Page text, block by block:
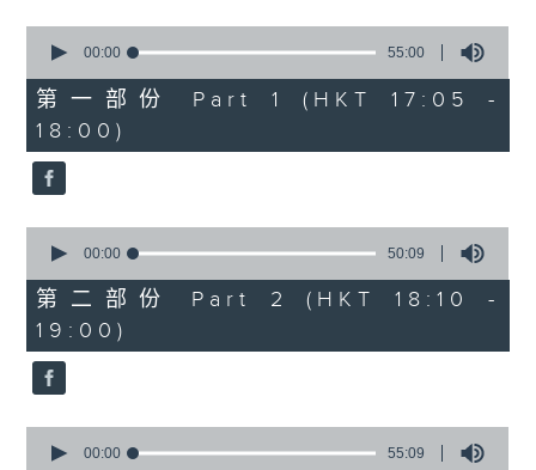
seconds
55
minutes,
0
seconds
00:00 55:00
第一部份 Part 1 (HKT 17:05 -
18:00)
seconds
50
minutes,
9
seconds
00:00 50:09
第二部份 Part 2 (HKT 18:10 -
19:00)
seconds
00:00 55:09